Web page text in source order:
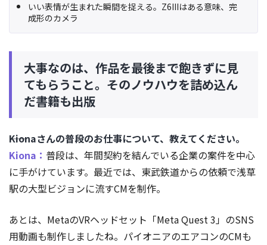
いい表情が生まれた瞬間を捉える。Z6IIIはある意味、完
成形のカメラ
大事なのは、作品を最後まで飽きずに見
てもらうこと。そのノウハウを詰め込ん
だ書籍も出版
――Kionaさんの普段のお仕事について、教えてください。
Kiona： 普段は、年間契約を結んでいる企業の案件を中心
に手がけています。最近では、東武鉄道からの依頼で浅草
駅の大型ビジョンに流すCMを制作。
あとは、MetaのVRヘッドセット「Meta Quest 3」のSNS
用動画も制作しましたね。パイオニアのエアコンのCMも